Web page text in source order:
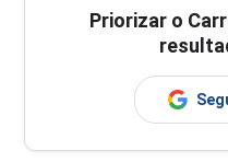
Priorizar o